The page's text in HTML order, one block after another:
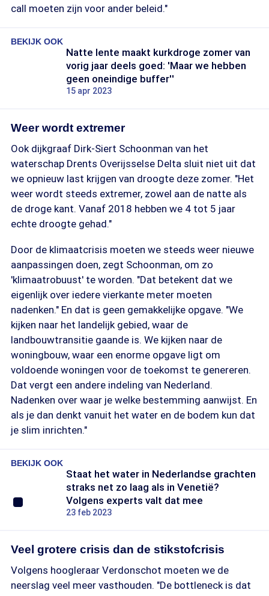
call moeten zijn voor ander beleid."
BEKIJK OOK
Natte lente maakt kurkdroge zomer van
vorig jaar deels goed: 'Maar we hebben
geen oneindige buffer''
15 apr 2023
Weer wordt extremer
Ook dijkgraaf Dirk-Siert Schoonman van het
waterschap Drents Overijsselse Delta sluit niet uit dat
we opnieuw last krijgen van droogte deze zomer. "Het
weer wordt steeds extremer, zowel aan de natte als
de droge kant. Vanaf 2018 hebben we 4 tot 5 jaar
echte droogte gehad."
Door de klimaatcrisis moeten we steeds weer nieuwe
aanpassingen doen, zegt Schoonman, om zo
'klimaatrobuust' te worden. "Dat betekent dat we
eigenlijk over iedere vierkante meter moeten
nadenken." En dat is geen gemakkelijke opgave. "We
kijken naar het landelijk gebied, waar de
landbouwtransitie gaande is. We kijken naar de
woningbouw, waar een enorme opgave ligt om
voldoende woningen voor de toekomst te genereren.
Dat vergt een andere indeling van Nederland.
Nadenken over waar je welke bestemming aanwijst. En
als je dan denkt vanuit het water en de bodem kun dat
je slim inrichten."
BEKIJK OOK
Staat het water in Nederlandse grachten
straks net zo laag als in Venetië?
Volgens experts valt dat mee
23 feb 2023
Veel grotere crisis dan de stikstofcrisis
Volgens hoogleraar Verdonschot moeten we de
neerslag veel meer vasthouden. "De bottleneck is dat